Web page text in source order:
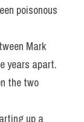
poisonous
Mark
years apart.
the two
up a